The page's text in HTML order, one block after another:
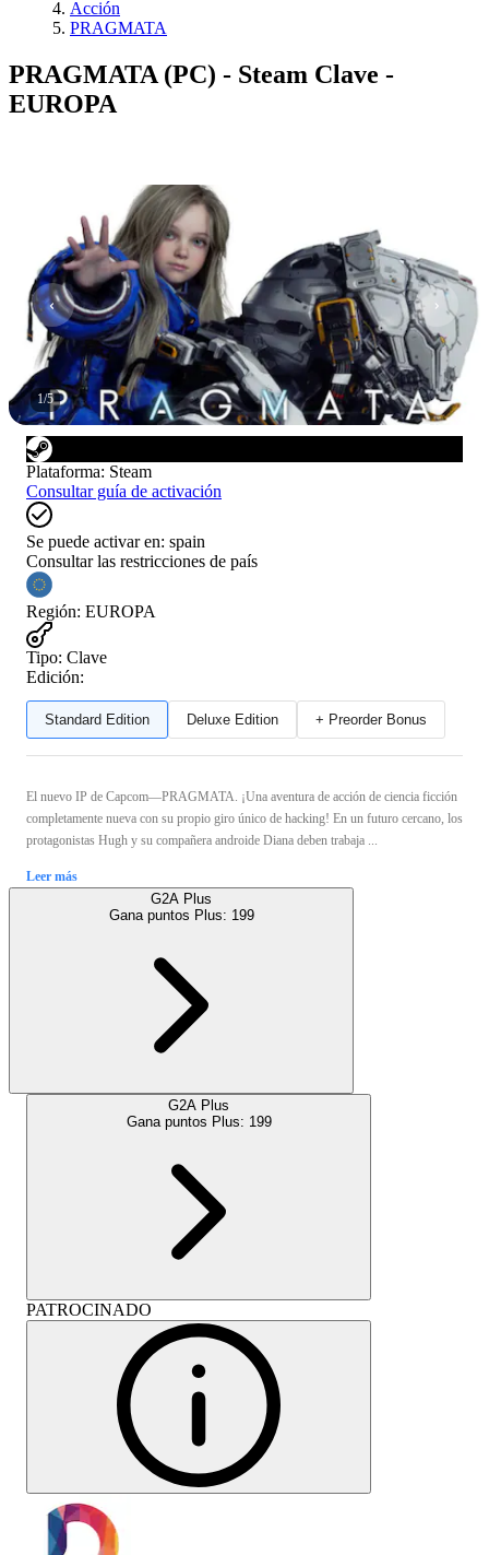
Acción
PRAGMATA
PRAGMATA (PC) - Steam Clave -
EUROPA
1/5
Plataforma: Steam
Consultar guía de activación
Se puede activar en: spain
Consultar las restricciones de país
Región: EUROPA
Tipo: Clave
Edición:
Standard Edition Deluxe Edition + Preorder Bonus
El nuevo IP de Capcom—PRAGMATA. ¡Una aventura de acción de ciencia ficción
completamente nueva con su propio giro único de hacking! En un futuro cercano, los
protagonistas Hugh y su compañera androide Diana deben trabaja ...
Leer más
G2A Plus
Gana puntos Plus: 199
G2A Plus
Gana puntos Plus: 199
PATROCINADO